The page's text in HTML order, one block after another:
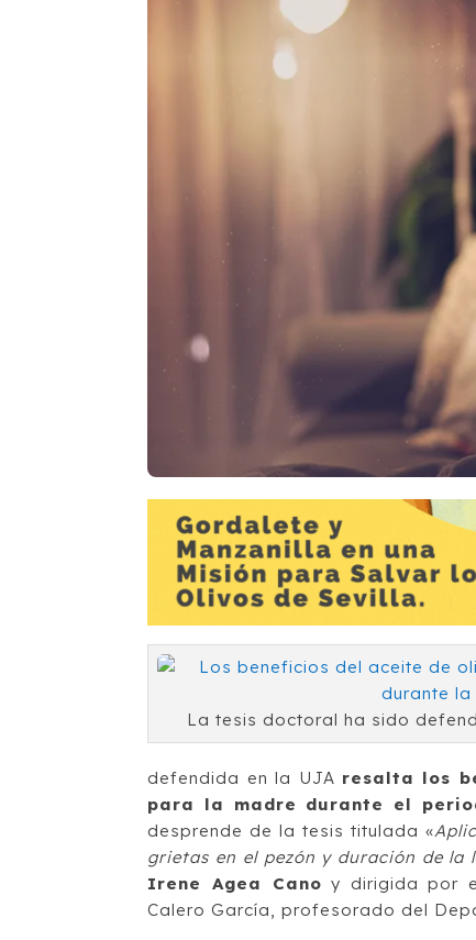
La tesis doctoral ha sido
defendida en la UJA resalta los
para la madre durante el
desprende de la tesis titulada «
grietas en el pezón y duración de la
Irene Agea Cano y dirigida por
Calero García, profesorado del